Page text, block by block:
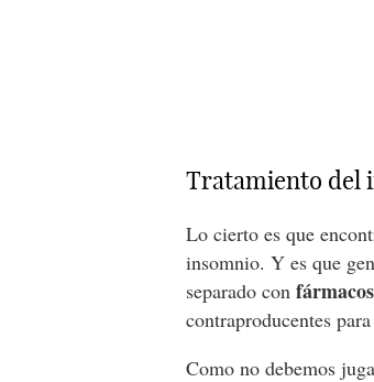
Tratamiento del
Lo cierto es que
insomnio. Y es que
separado confármacos
contraproducentes
Como no debemos